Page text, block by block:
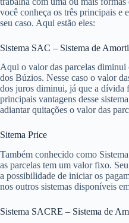
você conheça os três principais e
seu caso. Aqui estão eles:
Sistema SAC – Sistema de
Aqui o valor das parcelas diminui
dos Búzios. Nesse caso o valor
dos juros diminui, já que a dívida
principais vantagens desse
adiantar quitações o valor das
Sitema Price
Também conhecido como
as parcelas tem um valor fixo.
a possibilidade de iniciar os
nos outros sistemas disponíveis
Sistema SACRE – Sistema de